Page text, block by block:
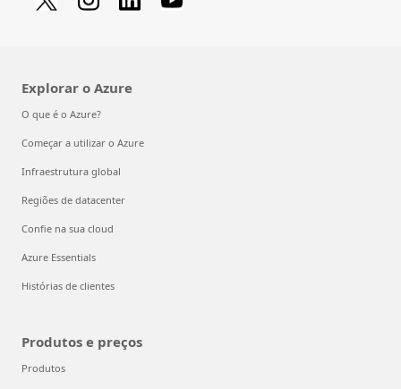
Explorar o Azure
O que é o Azure?
Começar a utilizar o Azure
Infraestrutura global
Regiões de datacenter
Confie na sua cloud
Azure Essentials
Histórias de clientes
Produtos e preços
Produtos